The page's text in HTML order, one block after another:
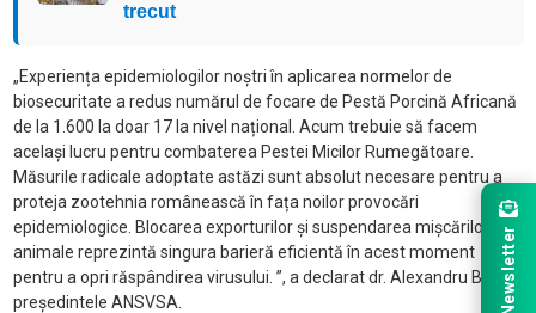
trecut
„Experiența epidemiologilor noștri în aplicarea normelor de
biosecuritate a redus numărul de focare de Pestă Porcină Africană
de la 1.600 la doar 17 la nivel național. Acum trebuie să facem
același lucru pentru combaterea Pestei Micilor Rumegătoare.
Măsurile radicale adoptate astăzi sunt absolut necesare pentru a
proteja zootehnia românească în fața noilor provocări
epidemiologice. Blocarea exporturilor și suspendarea mișcărilor de
animale reprezintă singura barieră eficientă în acest moment
pentru a opri răspândirea virusului. ”, a declarat dr. Alexandru Bociu,
președintele ANSVSA.
Newsletter